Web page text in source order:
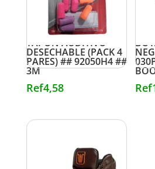
TAPON AUDITIVO
DESECHABLE (PACK 4
PARES) ## 92050H4 ##
3M
Ref4,58 Ref